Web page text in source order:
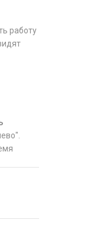
работу